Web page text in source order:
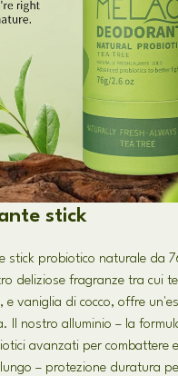
stick
stick probiotico naturale da
deliziose fragranze tra cui
e vaniglia di cocco, offre
Il nostro alluminio – la
avanzati per combattere
– protezione duratura